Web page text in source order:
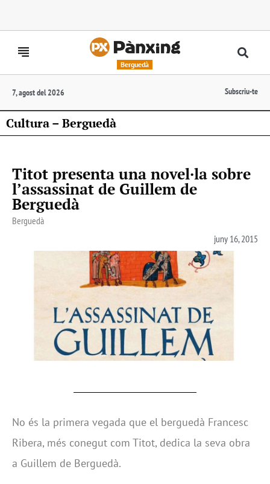
Berguedà
7, agost del 2026 Subscriu-te
Cultura – Berguedà
Titot presenta una novel·la sobre
l’assassinat de Guillem de
Berguedà
Berguedà
juny 16, 2015
No és la primera vegada que el berguedà Francesc
Ribera, més conegut com Titot, dedica la seva obra
a Guillem de Berguedà.